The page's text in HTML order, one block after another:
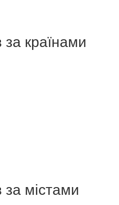
країнами
містами